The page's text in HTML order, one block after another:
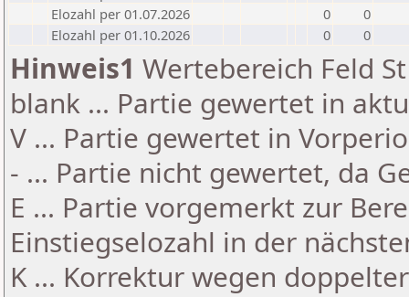
Elozahl per 01.07.2026
0
0
Elozahl per 01.10.2026
0 0
Hinweis1 Wertebereich Feld
blank ... Partie gewertet in
V ... Partie gewertet in
- ... Partie nicht gewertet, da
E ... Partie vorgemerkt zur
Einstiegselozahl in der
K ... Korrektur wegen